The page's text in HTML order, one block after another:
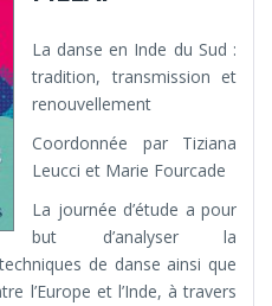
La danse en Inde du Sud :
tradition, transmission et
renouvellement
Coordonnée par Tiziana
Leucci et Marie Fourcade
La journée d’étude a pour
but d’analyser la
de danse ainsi que
l’Europe et l’Inde, à travers